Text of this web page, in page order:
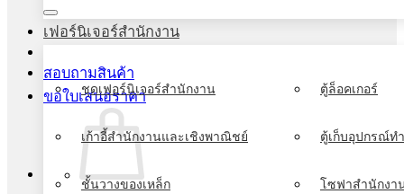
สอบถามสินค้า
ขอใบเสนอราคา
เฟอร์นิเจอร์สำนักงาน
ชุดเฟอร์นิเจอร์สำนักงาน ตู้ล็อคเกอร์
เก้าอี้สำนักงานและเชิงพาณิชย์ ตู้เก็บอุปกรณ์ท
ชั้นวางของเหล็ก โซฟาสำนักงา